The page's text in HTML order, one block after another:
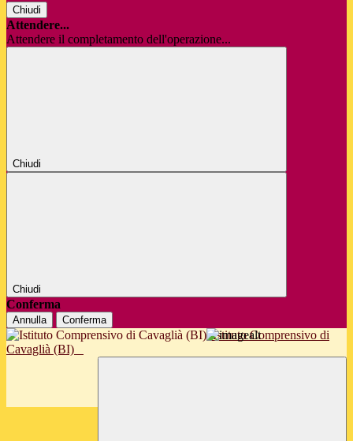
Chiudi
Attendere...
Attendere il completamento dell'operazione...
Chiudi
Chiudi
Conferma
Annulla Conferma
Istituto Comprensivo di
Cavaglià (BI)